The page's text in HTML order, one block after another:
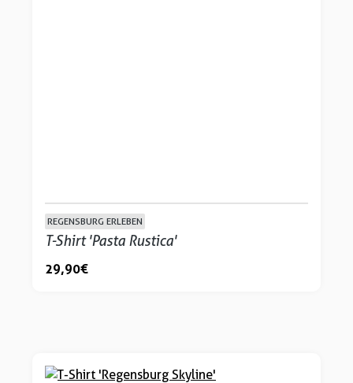
REGENSBURG ERLEBEN
T-Shirt 'Pasta Rustica'
29,90 €